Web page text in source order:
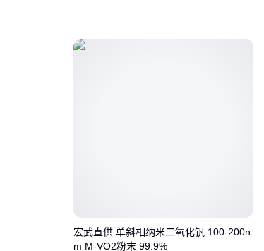
宏武直供 单斜相纳米二氧化钒 100-200n
m M-VO2粉末 99.9%